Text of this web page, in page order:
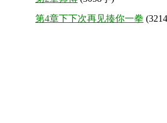
第4章下下次再见揍你一拳